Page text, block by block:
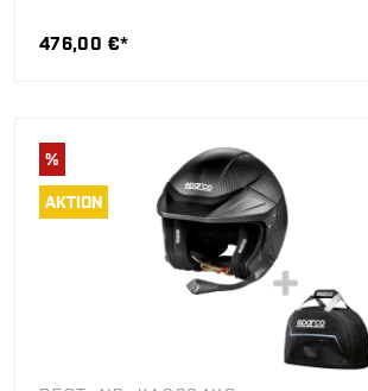
476,00 €*
%
AKTION